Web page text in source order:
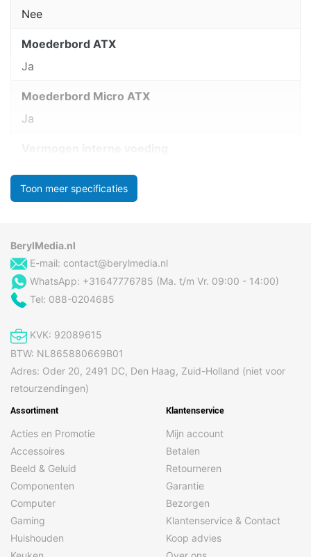
Nee
Moederbord ATX
Ja
Moederbord Micro ATX
Ja
Toon meer specificaties
BerylMedia.nl
E-mail: contact@berylmedia.nl
WhatsApp: +31647776785 (Ma. t/m Vr. 09:00 - 14:00)
Tel: 088-0204685
KVK: 92089615
BTW: NL865880669B01
Adres: Oder 20, 2491 DC, Den Haag, Zuid-Holland (niet voor
retourzendingen)
Assortiment
Acties en Promotie
Accessoires
Beeld & Geluid
Componenten
Computer
Gaming
Huishouden
Klantenservice
Mijn account
Betalen
Retourneren
Garantie
Bezorgen
Klantenservice & Contact
Koop advies